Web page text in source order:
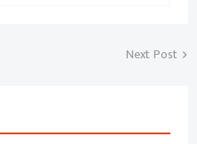
Next Post